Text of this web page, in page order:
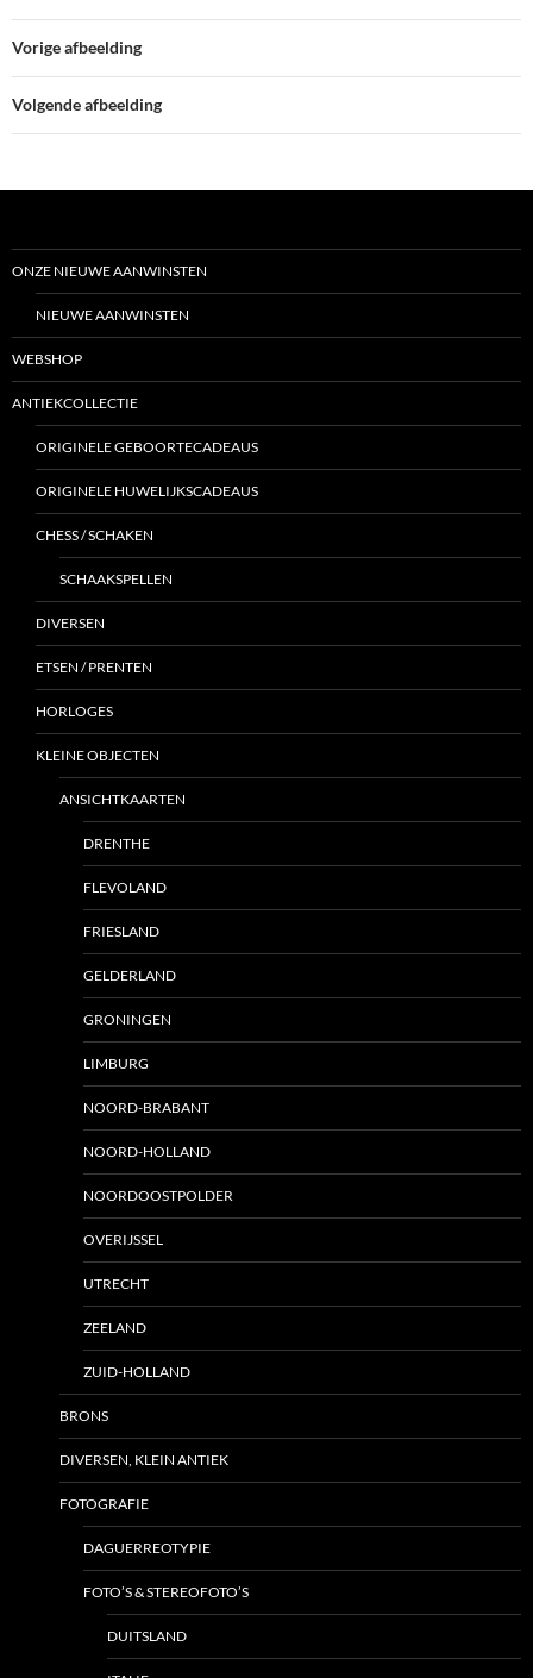
Vorige afbeelding
Volgende afbeelding
ONZE NIEUWE AANWINSTEN
NIEUWE AANWINSTEN
WEBSHOP
ANTIEKCOLLECTIE
ORIGINELE GEBOORTECADEAUS
ORIGINELE HUWELIJKSCADEAUS
CHESS / SCHAKEN
SCHAAKSPELLEN
DIVERSEN
ETSEN / PRENTEN
HORLOGES
KLEINE OBJECTEN
ANSICHTKAARTEN
DRENTHE
FLEVOLAND
FRIESLAND
GELDERLAND
GRONINGEN
LIMBURG
NOORD-BRABANT
NOORD-HOLLAND
NOORDOOSTPOLDER
OVERIJSSEL
UTRECHT
ZEELAND
ZUID-HOLLAND
BRONS
DIVERSEN, KLEIN ANTIEK
FOTOGRAFIE
DAGUERREOTYPIE
FOTO’S & STEREOFOTO’S
DUITSLAND